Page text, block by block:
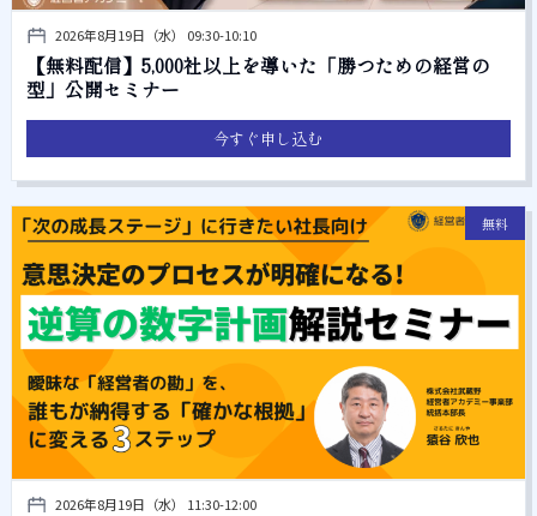
2026年8月19日（水） 09:30-10:10
【無料配信】5,000社以上を導いた「勝つための経営の
型」公開セミナー
今すぐ申し込む
無料
2026年8月19日（水） 11:30-12:00